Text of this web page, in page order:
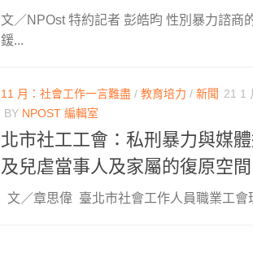
文／NPOst 特約記者 彭皓昀 性別暴力諮商
鍰...
11 月：社會工作一言難盡 / 教育培力 / 新聞 21 1
BY NPOST 編輯室
北市社工工會：私刑暴力與媒
及兒虐當事人及家屬的復原空間
文／章思偉 臺北市社會工作人員職業工會